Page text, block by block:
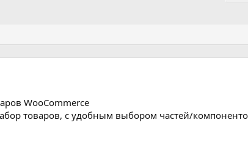
WooCommerce
товаров, с удобным выбором частей/